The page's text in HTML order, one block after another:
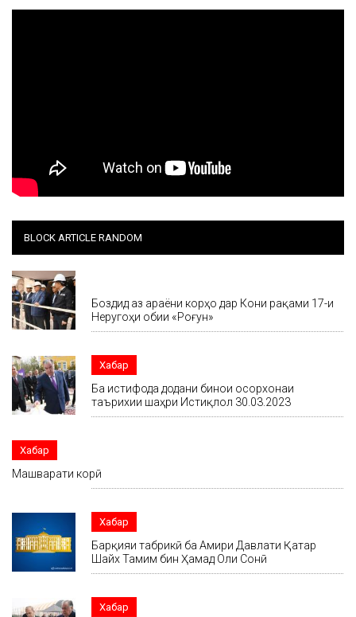
BLOCK ARTICLE RANDOM
Боздид аз ҷараёни корҳо дар Кони рақами 17-и
Неругоҳи обии «Роғун»
Хабар
Ба истифода додани бинои осорхонаи
таърихии шаҳри Истиқлол 30.03.2023
Хабар
Машварати корӣ
Хабар
Барқияи табрикӣ ба Амири Давлати Қатар
Шайх Тамим бин Ҳамад Оли Сонӣ
Хабар